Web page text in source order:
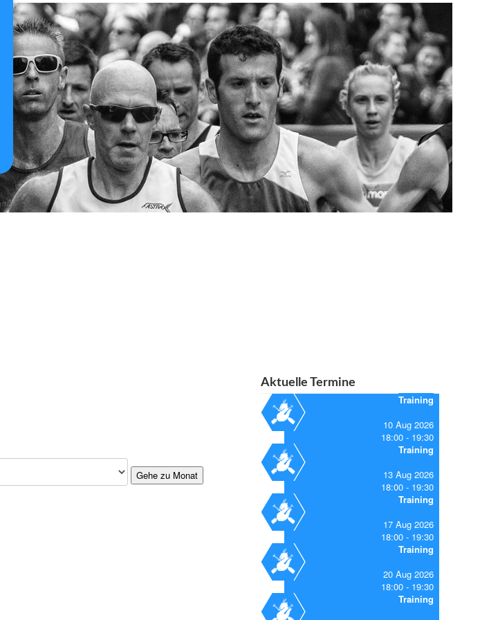
Gehe zu Monat
Aktuelle Termine
Training
10 Aug 2026
18:00
19:30
Training
13 Aug 2026
18:00
19:30
Training
17 Aug 2026
18:00
19:30
Training
20 Aug 2026
18:00
19:30
Training